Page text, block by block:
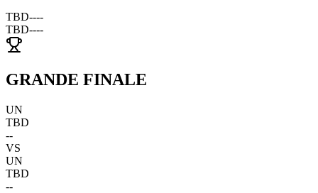
TBD----
TBD----
GRANDE FINALE
UN
TBD
--
VS
UN
TBD
--